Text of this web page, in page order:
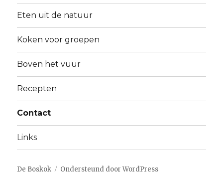
Eten uit de natuur
Koken voor groepen
Boven het vuur
Recepten
Contact
Links
De Boskok Ondersteund door WordPress